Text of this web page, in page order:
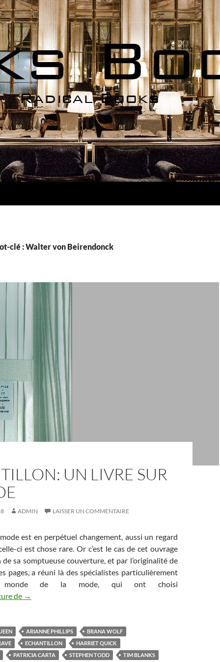
clé : Walter von Beirendonck
UN LIVRE SUR
ADMIN LAISSER UN COMMENTAIRE
est en perpétuel changement, aussi un regard
ci est chose rare. Or c’est le cas de cet ouvrage
de sa somptueuse couverture, et par l’originalité de
pages, a réuni là des spécialistes particulièrement
monde de la mode, qui ont choisi
de Echantillon: un livre sur la Mode
→
ARIANNE PHILLIPS
BRANA WOLF
ECHANTILLON
HARRIET QUICK
PATRICIA CARTA STEPHEN TODD
TIM BLANKS